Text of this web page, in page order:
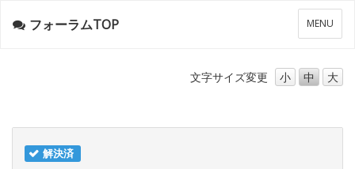
メ
ニ
ー
MENU
フォーラムTOP
文字サイズ変更 小 中 大
解決済